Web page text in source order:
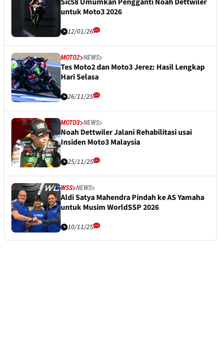
untuk Moto3 2026
12/01/26
MOTO2 NEWS
Tes Moto2 dan Moto3 Jerez: Hasil Lengkap
Hari Selasa
26/11/25
MOTO3 NEWS
Noah Dettwiler Jalani Rehabilitasi usai
Insiden Moto3 Malaysia
25/11/25
WSS NEWS
Aldi Satya Mahendra Pindah ke AS Yamaha
untuk Musim WorldSSP 2026
10/11/25